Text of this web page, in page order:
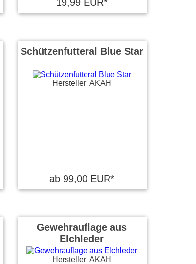
19,99 EUR*
Schützenfutteral Blue Star
Hersteller: AKAH
ab 99,00 EUR*
Gewehrauflage aus
Elchleder
Hersteller: AKAH